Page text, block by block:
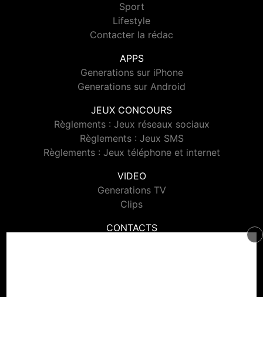
Sport
Lifestyle
Contacter la rédac
APPS
Generations sur iPhone
Generations sur Android
JEUX CONCOURS
Règlements : Jeux réseaux sociaux
Règlements : Jeux SMS
Règlements : Jeux téléphone et internet
VIDEO
Generations TV
Clips
CONTACTS